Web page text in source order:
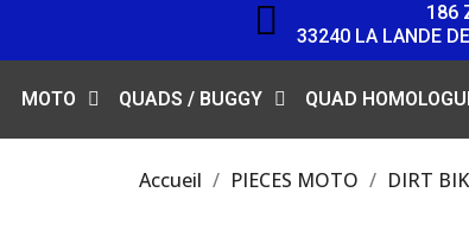
186
33240 LA LANDE
MOTO QUADS / BUGGY QUAD
Accueil PIECES MOTO DIRT